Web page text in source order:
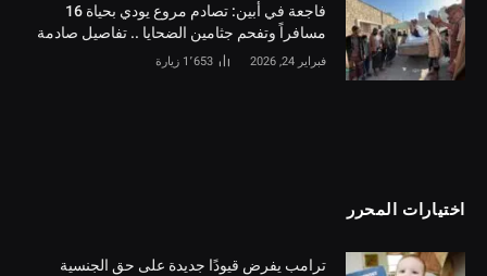
فاجعة في أبين: تصادم مروع يودي بحياة 16
مسافراً وتفحم جثامين الضحايا .. تفاصيل صادمة
فبراير 24, 2026 1٬653 زيارة
اختيارات المحرر
ترامب يفرض قيودًا جديدة على حق الجنسية